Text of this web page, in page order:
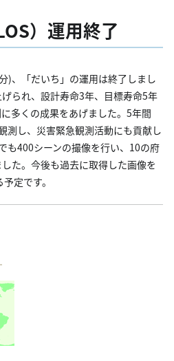
）運用終了
)、「だいち」の運用は終了しまし
られ、設計寿命3年、目標寿命5年
多くの成果をあげました。5年間
測し、災害緊急観測活動にも貢献し
も400シーンの撮像を行い、10の府
た。今後も過去に取得した画像を
定です。